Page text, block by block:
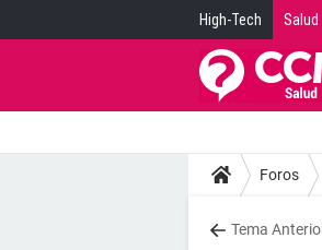
High-Tech Salud
Foros
Tema